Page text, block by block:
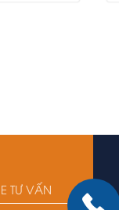
TƯ VẤN